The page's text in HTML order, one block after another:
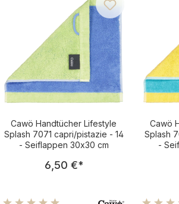
Cawö Handtücher Lifestyle
Splash 7071 capri/pistazie - 14
- Seiflappen 30x30 cm
Regulärer Preis:
6,50 €*
Cawö
Splash
-